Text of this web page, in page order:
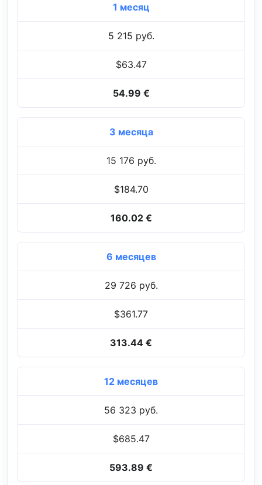
1 месяц
5 215 руб.
$63.47
54.99 €
3 месяца
15 176 руб.
$184.70
160.02 €
6 месяцев
29 726 руб.
$361.77
313.44 €
12 месяцев
56 323 руб.
$685.47
593.89 €